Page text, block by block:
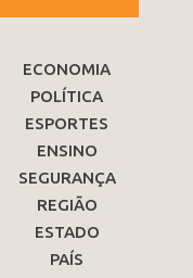
ECONOMIA
POLÍTICA
ESPORTES
ENSINO
SEGURANÇA
REGIÃO
ESTADO
PAÍS